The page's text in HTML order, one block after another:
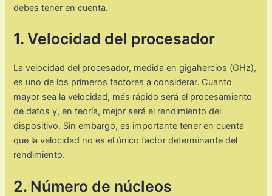
debes tener en cuenta.
1. Velocidad del procesador
La velocidad del procesador, medida en gigahercios (GHz),
es uno de los primeros factores a considerar. Cuanto
mayor sea la velocidad, más rápido será el procesamiento
de datos y, en teoría, mejor será el rendimiento del
dispositivo. Sin embargo, es importante tener en cuenta
que la velocidad no es el único factor determinante del
rendimiento.
2. Número de núcleos